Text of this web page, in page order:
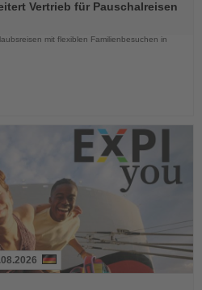
Vertrieb für Pauschalreisen
mit flexiblen Familienbesuchen in